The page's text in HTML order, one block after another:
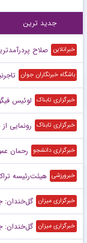
جدید ترین
خبرانلاین صلاح
باشگاه خبرنگاران جوان
خبرگزاری تابناک لوئیس
خبرگزاری تابناک رونمایی از شماره‌های
خبرگزاری دانشجو رحمان
خبرورزشی هیئت‌رئیسه تراکتوری،
خبرگزاری میزان گل‌خندان: جنگ، مانع حضورمان در
خبرگزاری میزان گل‌خندان: جنگ، مانع حضورمان در